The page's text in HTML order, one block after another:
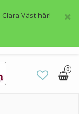
Väst här!
0